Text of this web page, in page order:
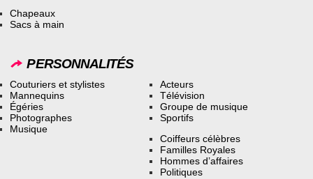
Chapeaux
Sacs à main
PERSONNALITÉS
Couturiers et stylistes
Mannequins
Égéries
Photographes
Musique
Acteurs
Télévision
Groupe de musique
Sportifs
Coiffeurs célèbres
Familles Royales
Hommes d’affaires
Politiques